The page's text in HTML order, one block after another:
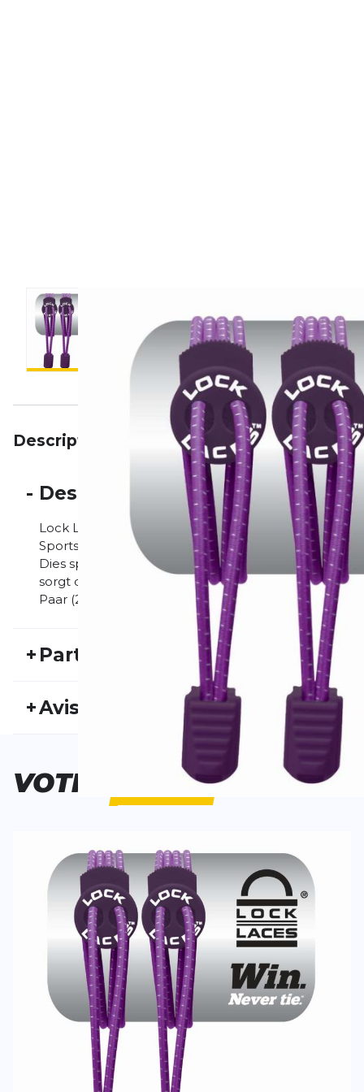
Description Particularités Avis
- Description
Lock Laces Schnürsystem Dieses Schnürsystem
Sportschuh. Besonderheiten Die Lock Laces
Dies spart wertvolle Sekunden in der Wechselzone
sorgt der gleichbleibende Sitz der Schuhe für
Paar (2 Stück) Lock Laces (Länge ist frei einstellbar)
+ Particularités
NATHAN12HW30029
Genre:
Unisexe
+Avis
Personne n'a évalué ce produit.
ÉCRIS UN AVIS
Lock Laces Evaluation
Nom
Titre de votre avis
Titre de votre avis
Votre avis detaillé
Votre avis detaillé
VOTRE CHOIX